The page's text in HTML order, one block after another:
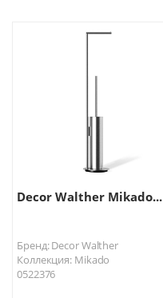
Decor Walther Mikado...
Бренд: Decor Walther
Коллекция: Mikado
0522376